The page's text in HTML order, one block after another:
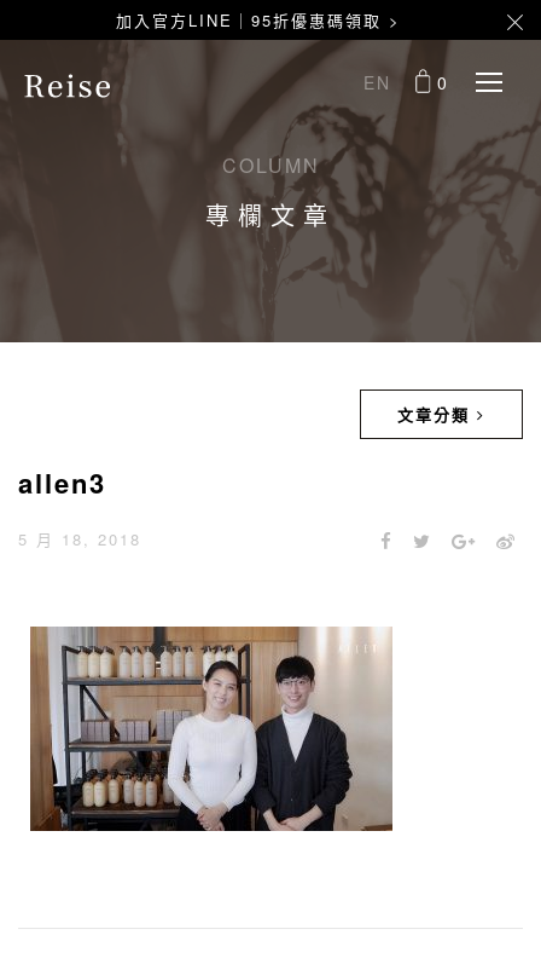
加入官方LINE｜95折優惠碼領取 >
EN 0
COLUMN
專欄文章
文章分類
allen3
5 月 18, 2018